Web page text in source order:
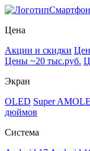
Цена
Акции и скидки
Цены ~20 тыс.руб.
Экран
OLED Super
дюймов
Система